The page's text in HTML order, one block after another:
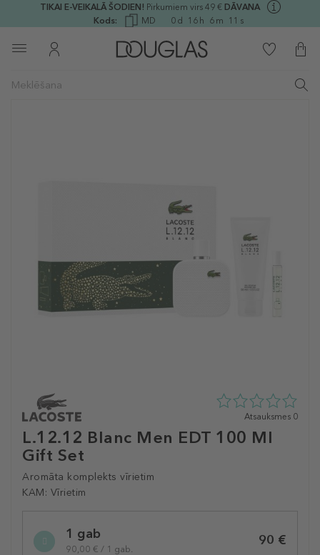
TIKAI E-VEIKALĀ ŠODIEN! Pirkumiem virs 49 € DĀVANA
Kods:
MD 0 d 16 h 6 m 11 s
L.12.12 Blanc Men EDT 100 Ml
Gift Set
Aromāta komplekts vīrietim
KAM: Vīrietim
0
no
Atsauksmes 0
variation1 gab
90,00 € / 1 gab.
90 €